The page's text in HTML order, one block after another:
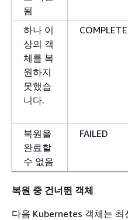
됨
하나 이
상의 객
체를 복
원하지
못했습
니다.
복원을
완료할
수 없음
FAILED
복원 중 건너뛴 객체
다음 Kubernetes 객체는 최